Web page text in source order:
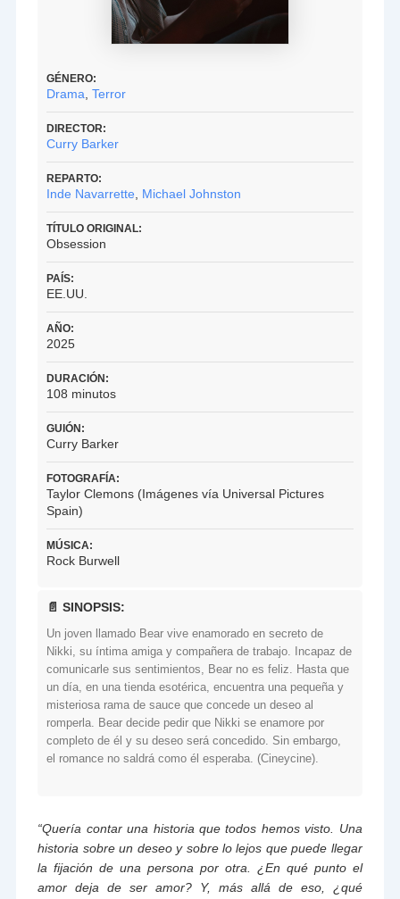
GÉNERO:
Drama ,Terror
DIRECTOR:
Curry Barker
REPARTO:
Inde Navarrette Michael Johnston
TÍTULO ORIGINAL:
Obsession
PAÍS:
EE.UU.
AÑO:
2025
DURACIÓN:
108 minutos
GUIÓN:
Curry Barker
FOTOGRAFÍA:
Taylor Clemons (Imágenes vía Universal Pictures
Spain)
MÚSICA:
Rock Burwell
📄 SINOPSIS:
Un joven llamado Bear vive enamorado en secreto de
Nikki, su íntima amiga y compañera de trabajo. Incapaz de
comunicarle sus sentimientos, Bear no es feliz. Hasta que
un día, en una tienda esotérica, encuentra una pequeña y
misteriosa rama de sauce que concede un deseo al
romperla. Bear decide pedir que Nikki se enamore por
completo de él y su deseo será concedido. Sin embargo,
el romance no saldrá como él esperaba. (Cineycine).
“Quería contar una historia que todos hemos visto. Una
historia sobre un deseo y sobre lo lejos que puede llegar
la fijación de una persona por otra. ¿En qué punto el
amor deja de ser amor? Y, más allá de eso, ¿qué